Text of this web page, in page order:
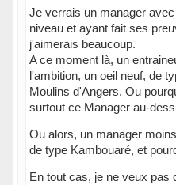
Je verrais un manager
niveau et ayant fait ses
j'aimerais beaucoup.
A ce moment là, un
l'ambition, un oeil neuf, de
Moulins d'Angers. Ou
surtout ce Manager au-
Ou alors, un manager
de type Kambouaré, et
En tout cas, je ne veux pas